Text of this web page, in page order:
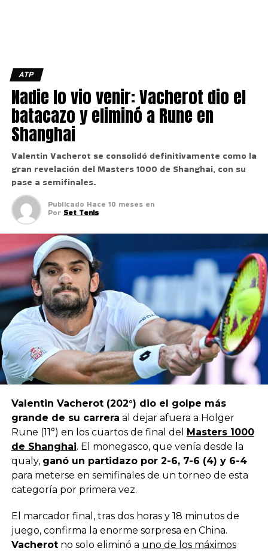
ATP
Nadie lo vio venir: Vacherot dio el
batacazo y eliminó a Rune en
Shanghai
Valentin Vacherot se consolidó definitivamente como la
gran revelación del Masters 1000 de Shanghai, con su
pase a semifinales.
Publicado Hace 10 meses en
Por Set Tenis
Valentin Vacherot (202°) dio el golpe más
grande de su carrera al dejar afuera a Holger
Rune (11°) en los cuartos de final del Masters 1000
de Shanghai. El monegasco, que venía desde la
qualy, ganó un partidazo por 2-6, 7-6 (4) y 6-4
para meterse en semifinales de un torneo de esta
categoría por primera vez.
El marcador final, tras dos horas y 18 minutos de
juego, confirma la enorme sorpresa en China.
Vacherotno solo eliminó a uno de los máximos